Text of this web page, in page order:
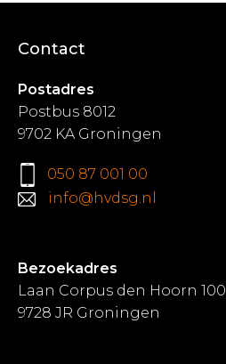
Contact
Postadres
Postbus 8012
9702 KA Groningen
050 87 001 00
info@hvdsg.nl
Bezoekadres
Laan Corpus den Hoorn 100
9728 JR Groningen